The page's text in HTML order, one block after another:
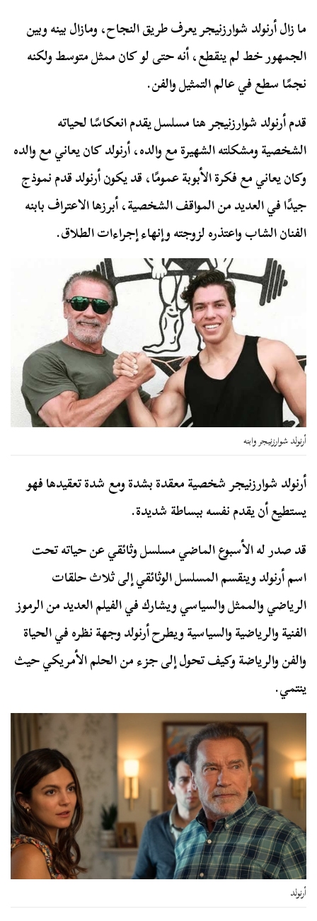
ما زال أرنولد شوارزنيجر يعرف طريق النجاح، ومازال بينه وبين
الجمهور خط لم ينقطع، أنه حتى لو كان ممثل متوسط ولكنه
نجمًا سطع في عالم التمثيل والفن.
قدم أرنولد شوارزنيجر هنا مسلسل يقدم انعكاسًا لحياته
الشخصية ومشكلته الشهيرة مع والده، أرنولد كان يعاني مع والده
وكان يعاني مع فكرة الأبوبة عمومًا، قد يكون أرنولد قدم نموذج
جيدًا في العديد من المواقف الشخصية، أبرزها الاعتراف بابنه
الفنان الشاب واعتذره لزوجته وإنهاء إجراءات الطلاق.
أرنولد شوارزنيجر وابنه
أرنولد شوارزنيجر شخصية معقدة بشدة ومع شدة تعقيدها فهو
يستطيع أن يقدم نفسه ببساطة شديدة.
قد صدر له الأسبوع الماضي مسلسل وثائقي عن حياته تحت
اسم أرنولد وينقسم المسلسل الوثائقي إلى ثلاث حلقات
الرياضي والممثل والسياسي ويشارك في الفيلم العديد من الرموز
الفنية والرياضية والسياسية ويطرح أرنولد وجهة نظره في الحياة
والفن والرياضة وكيف تحول إلى جزء من الحلم الأمريكي حيث
ينتمي.
أرنولد